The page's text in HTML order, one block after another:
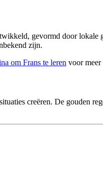
gevormd door lokale
zijn.
om Frans te leren voor meer
creëren. De gouden